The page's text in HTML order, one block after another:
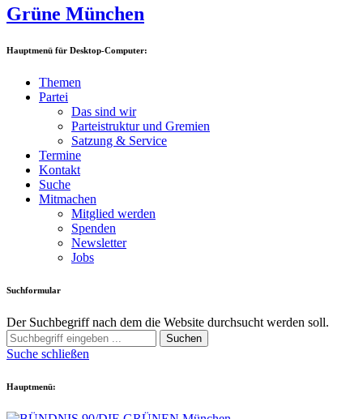
Grüne München
Hauptmenü für Desktop-Computer:
Themen
Partei
Das sind wir
Parteistruktur und Gremien
Satzung & Service
Termine
Kontakt
Suche
Mitmachen
Mitglied werden
Spenden
Newsletter
Jobs
Suchformular
Der Suchbegriff nach dem die Website durchsucht werden soll.
Suchen
Suche schließen
Hauptmenü: